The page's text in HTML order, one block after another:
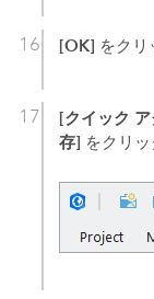
[OK] をクリ
[クイック
存] をクリッ